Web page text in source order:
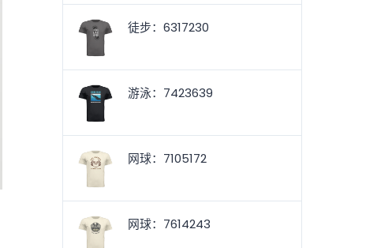
徒步：6317230
游泳：7423639
网球：7105172
网球：7614243